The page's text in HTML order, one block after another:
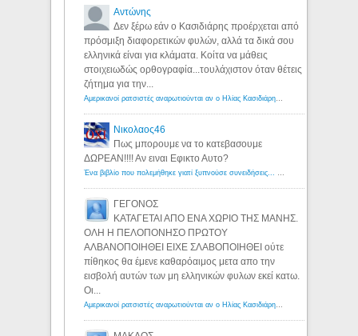
Αντώνης
Δεν ξέρω εάν ο Κασιδιάρης προέρχεται από
πρόσμιξη διαφορετικών φυλών, αλλά τα δικά σου
ελληνικά είναι για κλάματα. Κοίτα να μάθεις
στοιχειωδώς ορθογραφία...τουλάχιστον όταν θέτεις
ζήτημα για την...
Νικολαος46
Πως μπορουμε να το κατεβασουμε
ΔΩΡΕΑΝ!!!! Αν ειναι Εφικτο Αυτο?
ΓΕΓΟΝΟΣ
ΚΑΤΑΓΕΤΑΙ ΑΠΟ ΕΝΑ ΧΩΡΙΟ ΤΗΣ ΜΑΝΗΣ.
ΟΛΗ Η ΠΕΛΟΠΟΝΗΣΟ ΠΡΩΤΟΥ
ΑΛΒΑΝΟΠΟΙΗΘΕΙ ΕΙΧΕ ΣΛΑΒΟΠΟΙΗΘΕΙ ούτε
πίθηκος θα έμενε καθαρόαιμος μετα απο την
εισβολή αυτών των μη ελληνικών φυλων εκεί κατω.
Οι...